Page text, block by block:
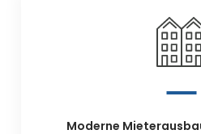
Moderne